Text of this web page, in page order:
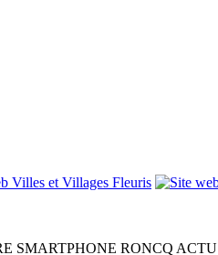
SMARTPHONE RONCQ ACTU